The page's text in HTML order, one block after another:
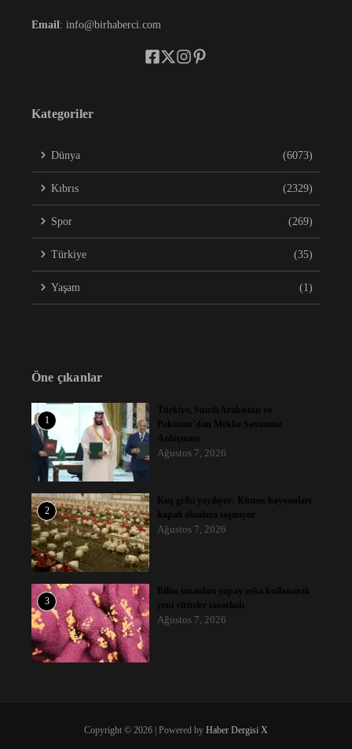
Email : info@birhaberci.com
Kategoriler
Dünya (6073)
Kıbrıs (2329)
Spor (269)
Türkiye (35)
Yaşam (1)
Öne çıkanlar
1
Türkiye, Suudi Arabistan ve
Pakistan’dan Mekke Savunma
Anlaşması
Ağustos 7, 2026
2
Kuş gribi yayılıyor: Kümes hayvanları
kapalı alanlara taşınıyor
Ağustos 7, 2026
3
Bilim insanları yapay zeka kullanarak
yeni virüsler tasarladı
Ağustos 7, 2026
Copyright © 2026 | Powered by Haber Dergisi X